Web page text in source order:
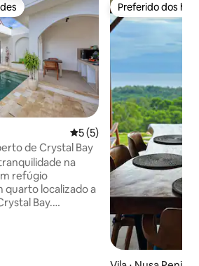
5 de uma avaliação média
5 (5)
de Crystal Bay
na
refúgio
quarto localizado a
Bay.
Preferido dos
Preferido dos